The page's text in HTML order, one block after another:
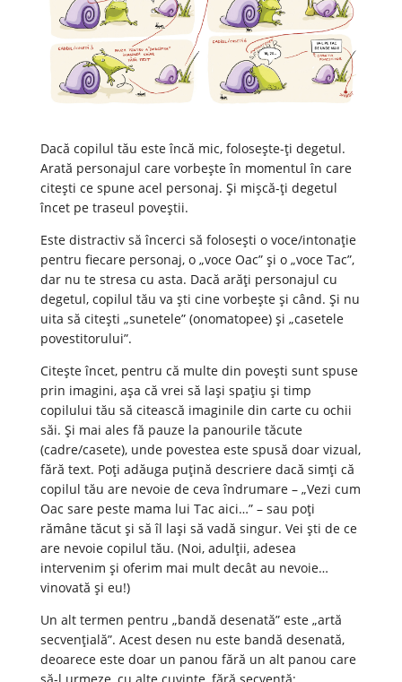
Dacă copilul tău este încă mic, folosește-ți degetul.
Arată personajul care vorbește în momentul în care
citești ce spune acel personaj. Și mișcă-ți degetul
încet pe traseul poveștii.
Este distractiv să încerci să folosești o voce/intonație
pentru fiecare personaj, o „voce Oac” și o „voce Tac”,
dar nu te stresa cu asta. Dacă arăți personajul cu
degetul, copilul tău va ști cine vorbește și când. Și nu
uita să citești „sunetele” (onomatopee) și „casetele
povestitorului”.
Citește încet, pentru că multe din povești sunt spuse
prin imagini, așa că vrei să lași spațiu și timp
copilului tău să citească imaginile din carte cu ochii
săi. Și mai ales fă pauze la panourile tăcute
(cadre/casete), unde povestea este spusă doar vizual,
fără text. Poți adăuga puțină descriere dacă simți că
copilul tău are nevoie de ceva îndrumare – „Vezi cum
Oac sare peste mama lui Tac aici…” – sau poți
rămâne tăcut și să îl lași să vadă singur. Vei ști de ce
are nevoie copilul tău. (Noi, adulții, adesea
intervenim și oferim mai mult decât au nevoie…
vinovată și eu!)
Un alt termen pentru „bandă desenată” este „artă
secvențială”. Acest desen nu este bandă desenată,
deoarece este doar un panou fără un alt panou care
să-l urmeze, cu alte cuvinte, fără secvență: